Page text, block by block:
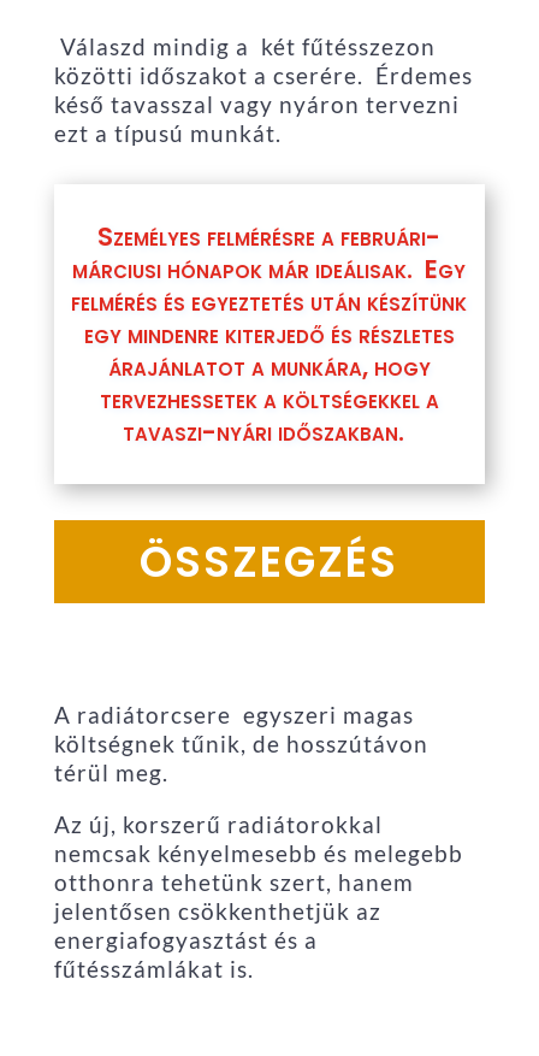
Válaszd mindig a két fűtésszezon
közötti időszakot a cserére. Érdemes
késő tavasszal vagy nyáron tervezni
ezt a típusú munkát.
Személyes felmérésre a februári-
márciusi hónapok már ideálisak. Egy
felmérés és egyeztetés után készítünk
egy mindenre kiterjedő és részletes
árajánlatot a munkára, hogy
tervezhessetek a költségekkel a
tavaszi-nyári időszakban.
ÖSSZEGZÉS
A radiátorcsere egyszeri magas
költségnek tűnik, de hosszútávon
térül meg.
Az új, korszerű radiátorokkal
nemcsak kényelmesebb és melegebb
otthonra tehetünk szert, hanem
jelentősen csökkenthetjük az
energiafogyasztást és a
fűtésszámlákat is.